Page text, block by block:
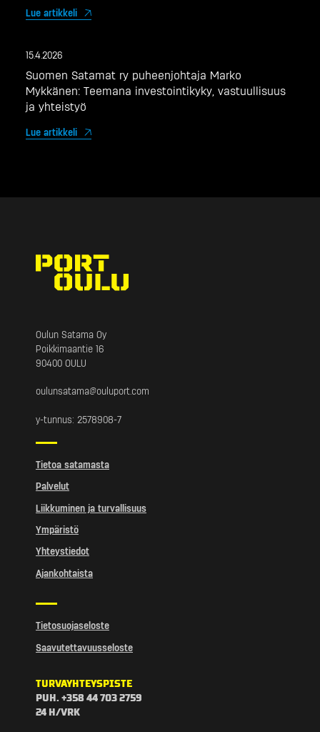
Lue artikkeli
15.4.2026
Suomen Satamat ry puheenjohtaja Marko
Mykkänen: Teemana investointikyky, vastuullisuus
ja yhteistyö
Lue artikkeli
Oulun Satama Oy
Poikkimaantie 16
90400 OULU
oulunsatama@ouluport.com
y-tunnus: 2578908-7
Tietoa satamasta
Palvelut
Liikkuminen ja turvallisuus
Ympäristö
Yhteystiedot
Ajankohtaista
Tietosuojaseloste
Saavutettavuusseloste
TURVAYHTEYSPISTE
PUH. +358 44 703 2759
24 H/VRK